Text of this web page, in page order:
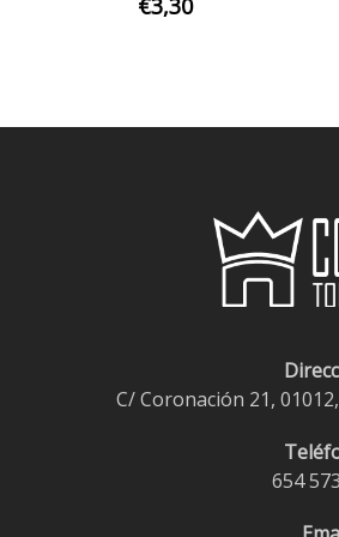
€3,30
C/ Coronación 21,
654